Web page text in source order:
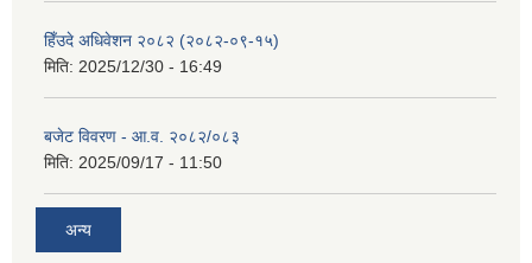
हिँउदे अधिवेशन २०८२ (२०८२-०९-१५)
मिति: 2025/12/30 - 16:49
बजेट विवरण - आ.व. २०८२/०८३
मिति: 2025/09/17 - 11:50
अन्य